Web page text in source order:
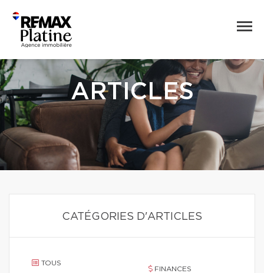
ARTICLES
CATÉGORIES D'ARTICLES
TOUS
FINANCES